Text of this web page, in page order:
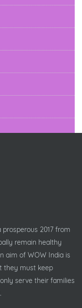
2017 from
remain healthy
aim of WOW India is
they must keep
serve their families